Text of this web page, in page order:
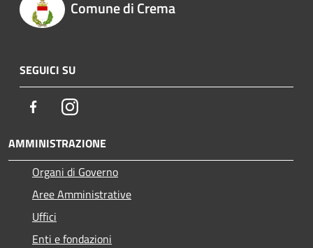
Comune di Crema
SEGUICI SU
FacebookInstagram
AMMINISTRAZIONE
Organi di Governo
Aree Amministrative
Uffici
Enti e fondazioni